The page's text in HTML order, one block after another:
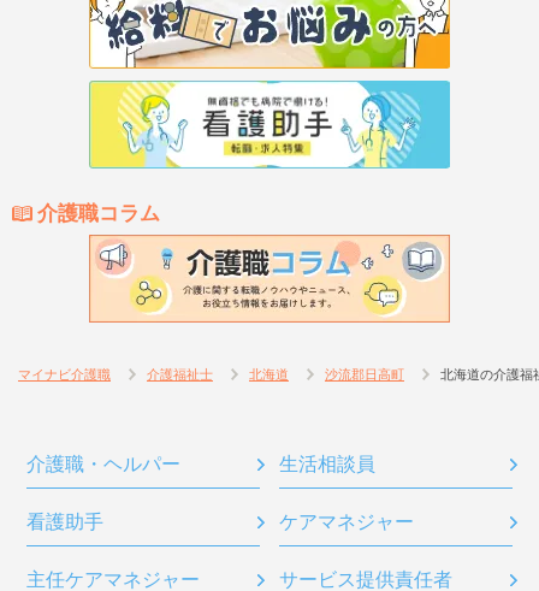
介護職コラム
マイナビ介護職 介護福祉士 北海道 沙流郡日高町 北海道の介護福
介護職・ヘルパー 生活相談員
看護助手 ケアマネジャー
主任ケアマネジャー サービス提供責任者